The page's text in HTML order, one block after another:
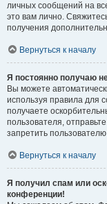
личных сообщений на
это вам лично.
получения
Вернуться к началу
Я постоянно получаю
Вы можете
используя правила для
получаете
пользователя,
запретить
Вернуться к началу
Я получил спам или
конференции!